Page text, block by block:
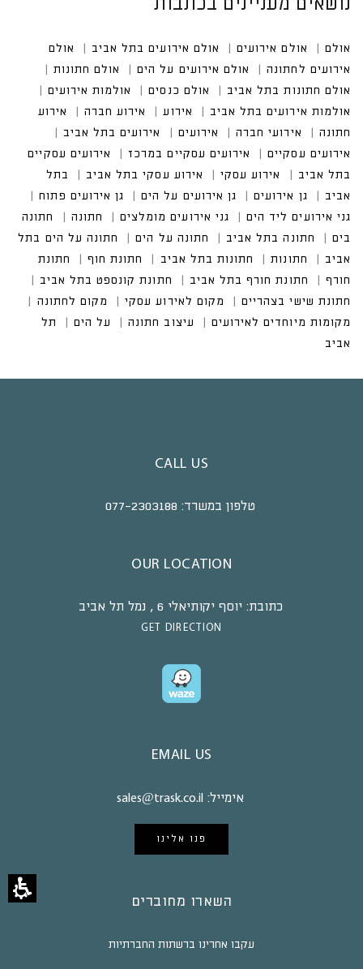
נושאים מעניינים בכתבות
אולם אולם אירועים אולם אירועים בתל אביב
אולם אי
רועים לחתונה
אולם אירועים על הים
אולם חתונות
אולם חתונות בתל אביב
אולם כנסים
אולמות אירועים
אולמות אירועים בתל אביב
אירועים בתל אביב
אירועים עסקיים במרכז
אירועים עסקיים בתל אביב
CALL US
טלפון במשרד: 077-2303188
OUR LOCATION
כתובת: יוסף יקותיאלי 6 , נמל תל אביב
GET DIRECTION
EMAIL US
אימייל: sales@trask.co.il
פנו אלינו
השארו מחוברים
עקבו אחרינו ברשתות החברתיות